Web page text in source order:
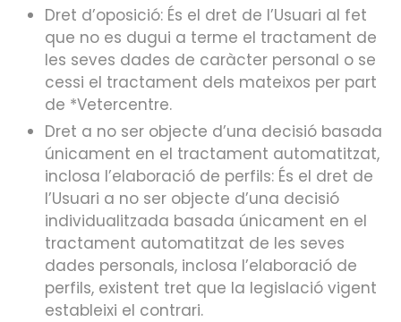
Dret d’oposició: És el dret de l’Usuari al fet
que no es dugui a terme el tractament de
les seves dades de caràcter personal o se
cessi el tractament dels mateixos per part
de *Vetercentre.
Dret a no ser objecte d’una decisió basada
únicament en el tractament automatitzat,
inclosa l’elaboració de perfils: És el dret de
l’Usuari a no ser objecte d’una decisió
individualitzada basada únicament en el
tractament automatitzat de les seves
dades personals, inclosa l’elaboració de
perfils, existent tret que la legislació vigent
estableixi el contrari.